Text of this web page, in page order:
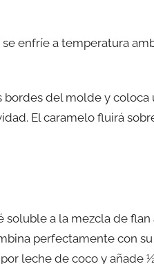
enfríe a temperatura
del molde y coloca
El caramelo fluirá
soluble a la mezcla de
perfectamente con
leche de coco y añade